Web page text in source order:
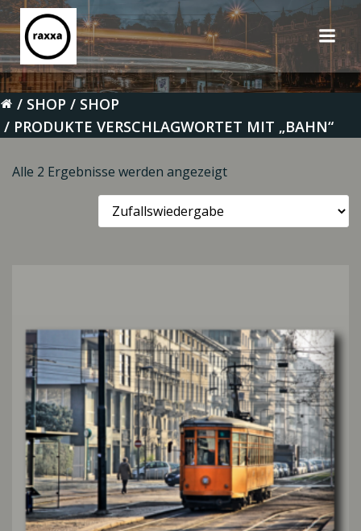
Zum
Inhalt
springen
SHOP
SHOP
PRODUKTE VERSCHLAGWORTET MIT „BAHN“
Alle 2 Ergebnisse werden angezeigt